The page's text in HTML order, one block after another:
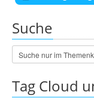
Suche
Tag Cloud